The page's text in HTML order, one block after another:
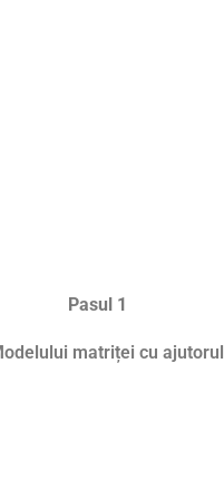
Pasul 1
matriței cu ajutorul